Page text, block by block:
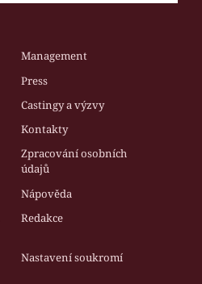
Management
Press
Castingy a výzvy
Kontakty
Zpracování osobních
údajů
Nápověda
Redakce
Nastavení soukromí